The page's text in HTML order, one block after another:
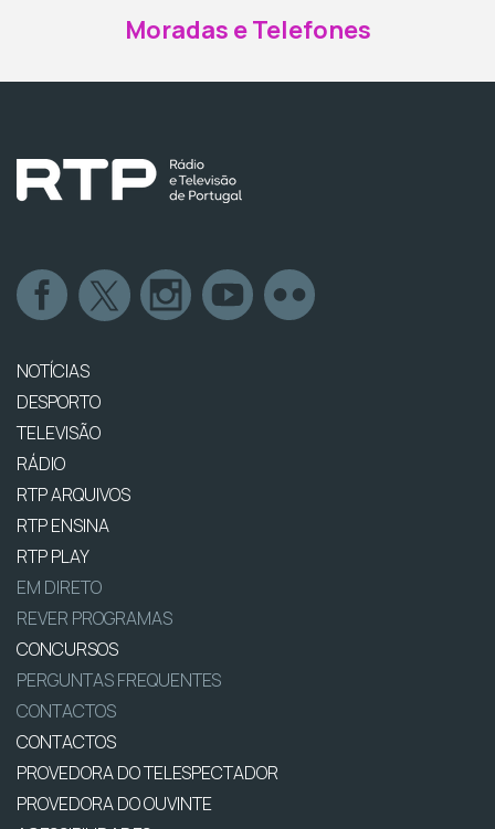
Moradas e Telefones
NOTÍCIAS
DESPORTO
TELEVISÃO
RÁDIO
RTP ARQUIVOS
RTP ENSINA
RTP PLAY
EM DIRETO
REVER PROGRAMAS
CONCURSOS
PERGUNTAS FREQUENTES
CONTACTOS
CONTACTOS
PROVEDORA DO TELESPECTADOR
PROVEDORA DO OUVINTE